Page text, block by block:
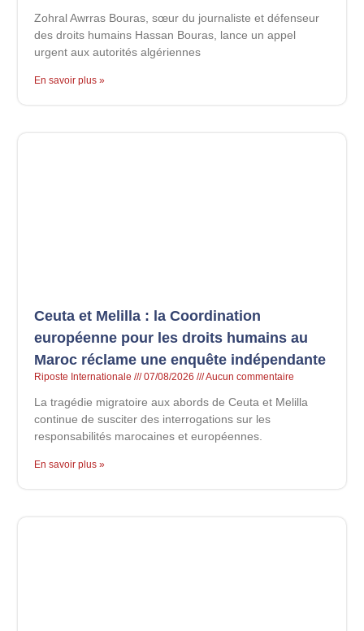
Zohral Awrras Bouras, sœur du journaliste et défenseur
des droits humains Hassan Bouras, lance un appel
urgent aux autorités algériennes
En savoir plus »
Ceuta et Melilla : la Coordination
européenne pour les droits humains au
Maroc réclame une enquête indépendante
Riposte Internationale 07/08/2026 Aucun commentaire
La tragédie migratoire aux abords de Ceuta et Melilla
continue de susciter des interrogations sur les
responsabilités marocaines et européennes.
En savoir plus »